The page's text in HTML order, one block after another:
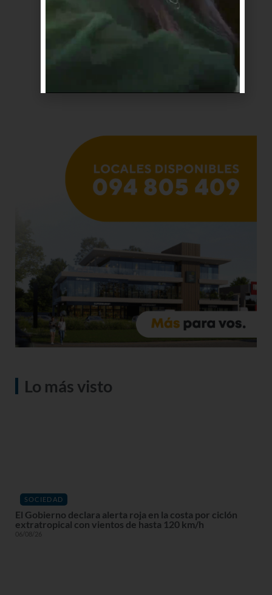
Lo más visto
SOCIEDAD
El Gobierno declara alerta roja en la costa por ciclón
extratropical con vientos de hasta 120 km/h
06/08/26